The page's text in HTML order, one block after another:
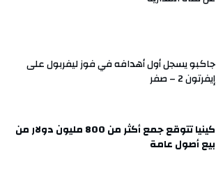
جاكبو يسجل أول أهدافه في فوز ليفربول على
إيفرتون 2 – صفر
كينيا تتوقع جمع أكثر من 800 مليون دولار من
بيع أصول عامة